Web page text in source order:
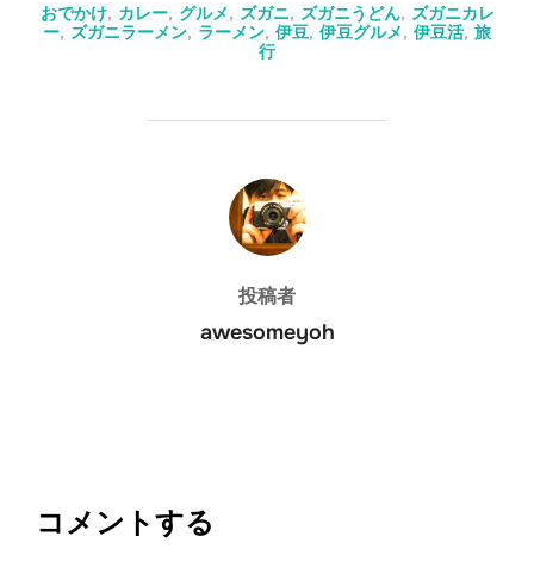
o
n
おでかけ, カレー, グルメ, ズガニ, ズガニうどん, ズガニカレ
ー, ズガニラーメン, ラーメン, 伊豆, 伊豆グルメ, 伊豆活, 旅
行
投稿者
投稿者
awesomeyoh
コメントする